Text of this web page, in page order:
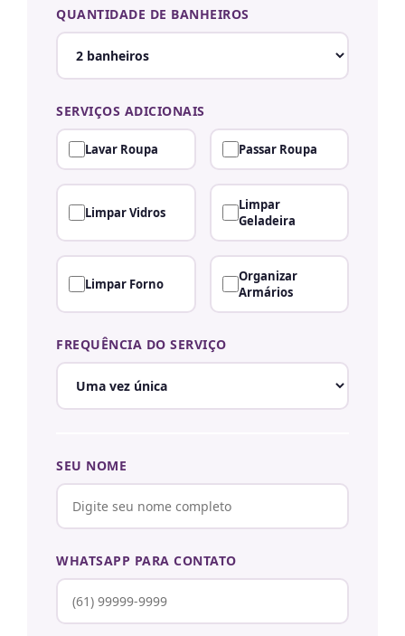
QUANTIDADE DE BANHEIROS
SERVIÇOS ADICIONAIS
Lavar Roupa Passar Roupa
Limpar Vidros
Limpar
Geladeira
Limpar Forno
Organizar
Armários
FREQUÊNCIA DO SERVIÇO
SEU NOME
WHATSAPP PARA CONTATO